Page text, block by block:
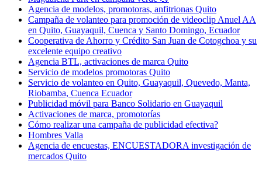
Agencia de modelos, promotoras, anfitrionas Quito
Campaña de volanteo para promoción de videoclip Anuel AA
en Quito, Guayaquil, Cuenca y Santo Domingo, Ecuador
Cooperativa de Ahorro y Crédito San Juan de Cotogchoa y su
excelente equipo creativo
Agencia BTL, activaciones de marca Quito
Servicio de modelos promotoras Quito
Servicio de volanteo en Quito, Guayaquil, Quevedo, Manta,
Riobamba, Cuenca Ecuador
Publicidad móvil para Banco Solidario en Guayaquil
Activaciones de marca, promotorías
Cómo realizar una campaña de publicidad efectiva?
Hombres Valla
Agencia de encuestas, ENCUESTADORA investigación de
mercados Quito